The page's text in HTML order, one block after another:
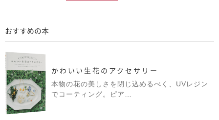
おすすめの本
かわいい生花のアクセサリー
本物の花の美しさを閉じ込めるべく、UVレジン
でコーティング。ピア…